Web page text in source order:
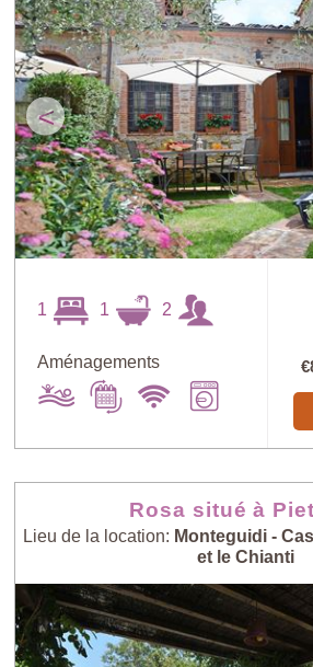
<
1 1 2
Aménagements
Rosa situé à
Lieu de la location: Monteguidi -
et le Chianti